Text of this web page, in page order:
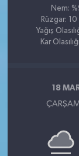
Nem:
Rüzgar:
Yağış
Kar
18